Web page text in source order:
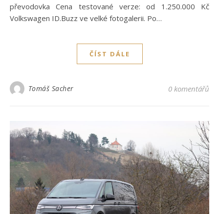
převodovka Cena testované verze: od 1.250.000 Kč
Volkswagen ID.Buzz ve velké fotogalerii. Po…
ČÍST DÁLE
Tomáš Sacher 0 komentářů